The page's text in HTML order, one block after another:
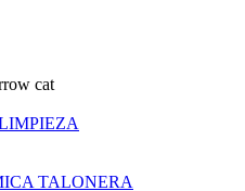
TALONERA